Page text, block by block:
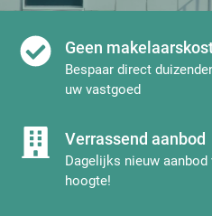
Geen
Bespaar direct
uw vastgoed
Verrassend aanbod
Dagelijks nieuw
hoogte!